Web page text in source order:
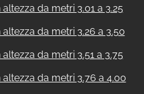
da metri 3.01 a 3.25
da metri 3.26 a 3.50
da metri 3.51 a 3.75
da metri 3.76 a 4.00